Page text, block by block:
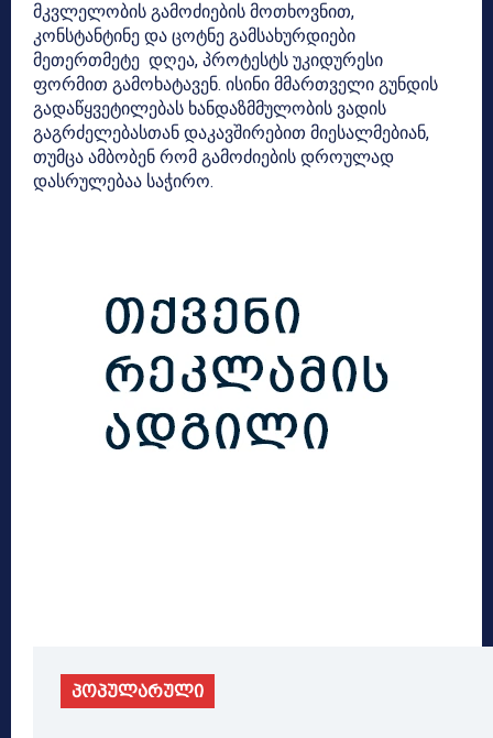
მკვლელობის გამოძიების მოთხოვნით,
კონსტანტინე და ცოტნე გამსახურდიები
მეთერთმეტე დღეა, პროტესტს უკიდურესი
ფორმით გამოხატავენ. ისინი მმართველი გუნდის
გადაწყვეტილებას ხანდაზმმულობის ვადის
გაგრძელებასთან დაკავშირებით მიესალმებიან,
თუმცა ამბობენ რომ გამოძიების დროულად
დასრულებაა საჭირო.
პოპულარული